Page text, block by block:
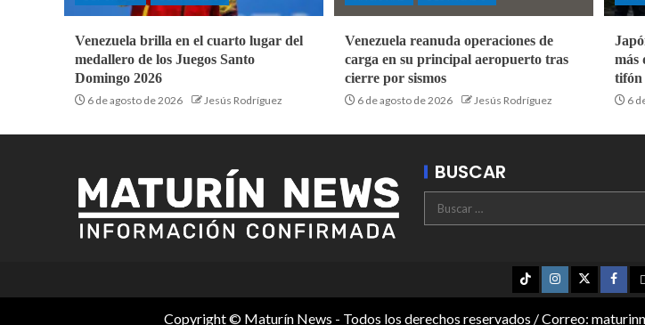
Venezuela brilla en el cuarto lugar del
medallero de los Juegos Santo
Domingo 2026
6 de agosto de 2026 Jesús Rodríguez
Venezuela reanuda operaciones de
carga en su principal aeropuerto tras
cierre por sismos
6 de agosto de 2026 Jesús Rodríguez
más
tifón
6
BUSCAR
Copyright © Maturín News - Todos los derechos reservados / Correo: